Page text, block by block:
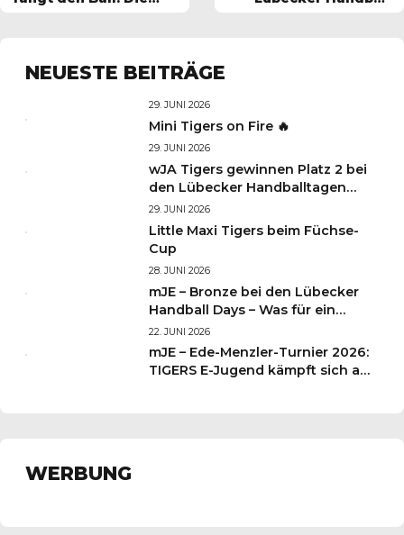
NEUESTE BEITRÄGE
29. JUNI 2026
Mini Tigers on Fire 🔥
29. JUNI 2026
wJA Tigers gewinnen Platz 2 bei
den Lübecker Handballtagen
2026
29. JUNI 2026
Little Maxi Tigers beim Füchse-
Cup
28. JUNI 2026
mJE – Bronze bei den Lübecker
Handball Days – Was für ein
Wochenende für unsere kleinen
TIGERS
22. JUNI 2026
mJE – Ede-Menzler-Turnier 2026:
TIGERS E-Jugend kämpft sich auf
WERBUNG